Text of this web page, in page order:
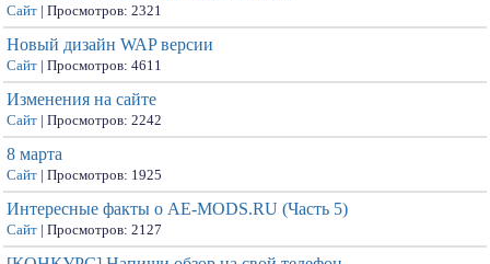
Сайт | Просмотров: 2321
Новый дизайн WAP версии
Сайт | Просмотров: 4611
Изменения на сайте
Сайт | Просмотров: 2242
8 марта
Сайт | Просмотров: 1925
Интересные факты о AE-MODS.RU (Часть 5)
Сайт | Просмотров: 2127